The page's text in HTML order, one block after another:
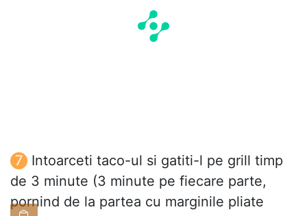
Intoarceti taco-ul si gatiti-l pe grill timp
de 3 minute (3 minute pe fiecare parte,
pornind de la partea cu marginile pliate